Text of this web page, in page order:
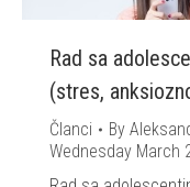
Rad sa
(stres,
Članci By
Wednesday March